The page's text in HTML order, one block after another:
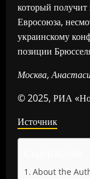
который
Евросоюза,
украинскому
позиции
Москва,
© 2025, РИА
Источник
About the